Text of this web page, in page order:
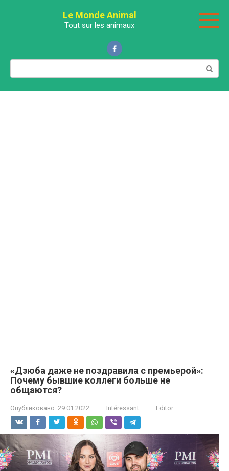
Le Monde Animal
Tout sur les animaux
Поиск:
«Дзюба даже не поздравила с премьерой»:
Почему бывшие коллеги больше не
общаются?
Опубликовано: 29.01.2022 Intéressant Editor